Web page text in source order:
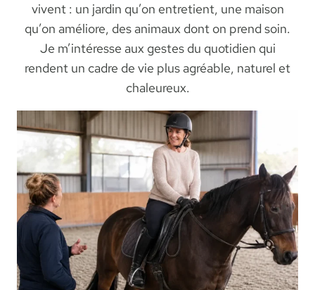
vivent : un jardin qu’on entretient, une maison
qu’on améliore, des animaux dont on prend soin.
Je m’intéresse aux gestes du quotidien qui
rendent un cadre de vie plus agréable, naturel et
chaleureux.